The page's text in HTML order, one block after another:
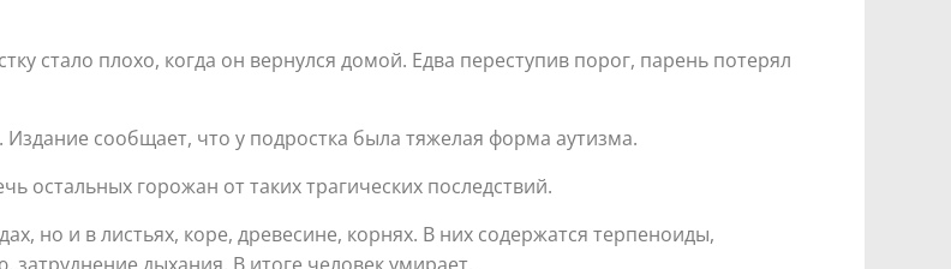
стало плохо, когда он вернулся домой. Едва переступив порог, парень потерял
сообщает, что у подростка была тяжелая форма аутизма.
остальных горожан от таких трагических последствий.
но и в листьях, коре, древесине, корнях. В них содержатся терпеноиды,